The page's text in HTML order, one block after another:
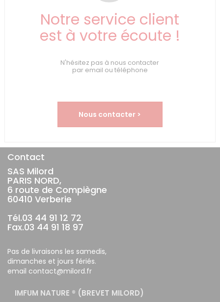
Notre service client
est à votre écoute !
N'hésitez pas à nous contacter
par email ou téléphone
Nous contacter >
Contact
SAS Milord
PARIS NORD,
6 route de Compiègne
60410 Verberie
Tél.03 44 91 12 72
Fax.03 44 91 18 97
Pas de livraisons les samedis,
dimanches et jours fériés.
email contact@milord.fr
IMFUM NATURE ® (BREVET MILORD)